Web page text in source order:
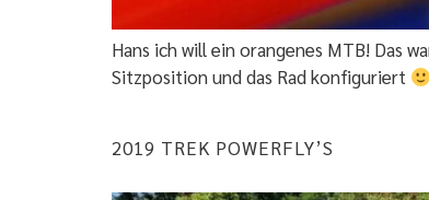
Hans ich will ein orangenes MTB! Das
Sitzposition und das Rad konfiguriert
2019 TREK POWERFLY’S